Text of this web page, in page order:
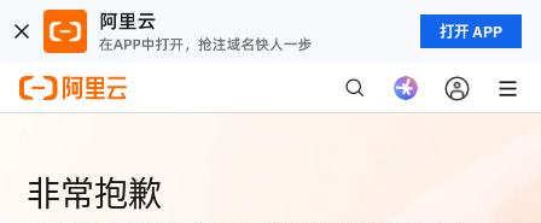
打开 APP
非常抱歉